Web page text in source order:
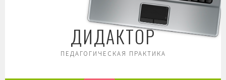
ДИДАКТОР
ПЕДАГОГИЧЕСКАЯ ПРАКТИКА